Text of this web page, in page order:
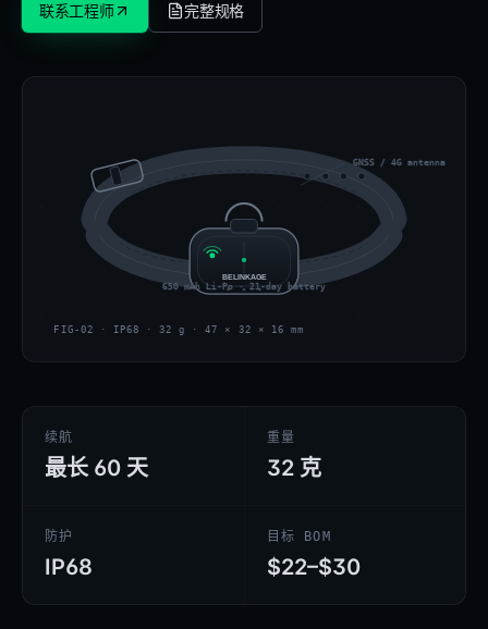
联系工程师 完整规格
BELINKAGE
GNSS / 4G antenna under
650 mAh Li-Po · 21-day battery
FIG-02 · IP68 · 32 g · 47 × 32 × 16 mm
续航
最长 60 天
重量
32 克
防护
IP68
目标 BOM
$22–$30